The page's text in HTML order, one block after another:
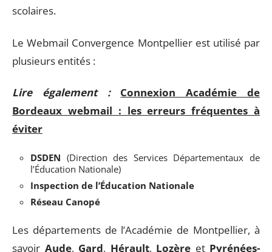
scolaires.
Le Webmail Convergence Montpellier est utilisé par
plusieurs entités :
Lire également :
Connexion Académie de
Bordeaux webmail : les erreurs fréquentes à
éviter
DSDEN (Direction des Services Départementaux de
l’Éducation Nationale)
Inspection de l’Éducation Nationale
Réseau Canopé
Les départements de l’Académie de Montpellier, à
savoir Aude, Gard, Hérault, Lozère et Pyrénées-